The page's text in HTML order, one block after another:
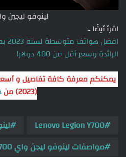
لينوفو ليجين واي
اقرأ أيضًا ..
الرائدة وسعر أقل من 400 دولار!
(2023) من
Lenovo Legion Y700
مواصفات لينوفو ليجن واي 700